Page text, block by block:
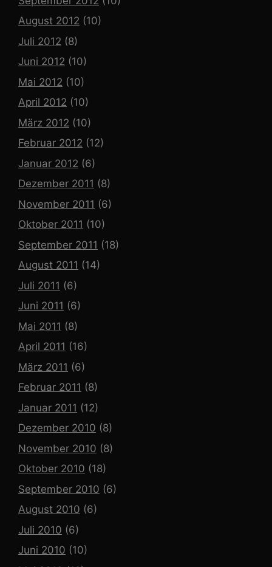
August 2012 (10)
Juli 2012 (8)
Juni 2012 (10)
Mai 2012 (10)
April 2012 (10)
März 2012 (10)
Februar 2012 (12)
Januar 2012 (6)
Dezember 2011 (8)
November 2011 (6)
Oktober 2011 (10)
September 2011 (18)
August 2011 (14)
Juli 2011 (6)
Juni 2011 (6)
Mai 2011 (8)
April 2011 (16)
März 2011 (6)
Februar 2011 (8)
Januar 2011 (12)
Dezember 2010 (8)
November 2010 (8)
Oktober 2010 (18)
September 2010 (6)
August 2010 (6)
Juli 2010 (6)
Juni 2010 (10)